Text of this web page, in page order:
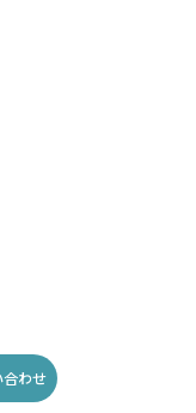
わせ